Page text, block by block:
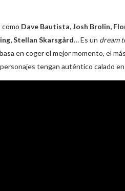
Dave Bautista, Josh Brolin,
Stellan Skarsgård… Es un dream
en coger el mejor momento, el
tengan auténtico calado